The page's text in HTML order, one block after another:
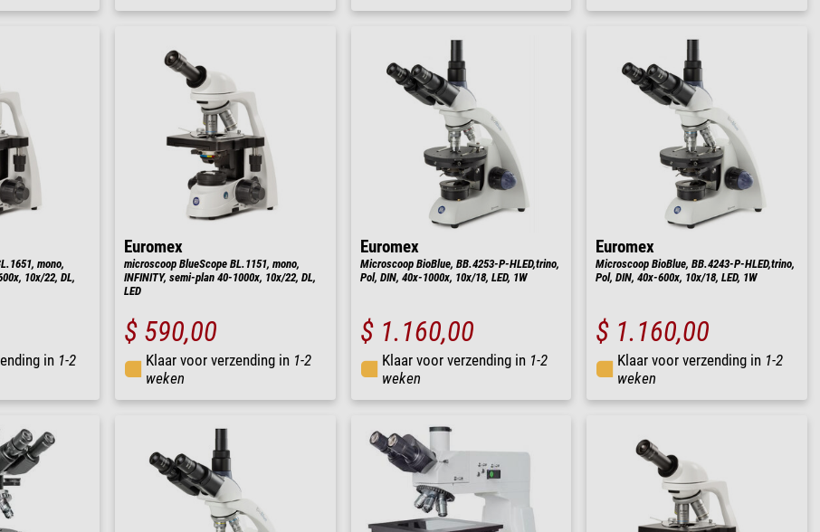
mono,
10x/22, DL,
in 1-2
Euromex
microscoop BlueScope BL.1151, mono,
INFINITY, semi-plan 40-1000x, 10x/22, DL,
LED
$ 590,00
Klaar voor verzending in 1-2
weken
Euromex
Microscoop BioBlue, BB.4253-P-HLED,trino,
Pol, DIN, 40x-1000x, 10x/18, LED, 1W
$ 1.160,00
Klaar voor verzending in 1-2
weken
Euromex
Microscoop BioBlue, BB.4243-P-HLED,trino,
Pol, DIN, 40x-600x, 10x/18, LED, 1W
$ 1.160,00
Klaar voor verzending in 1-2
weken